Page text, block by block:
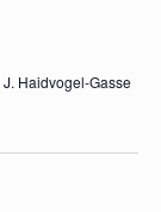
J. Haidvogel-Gasse